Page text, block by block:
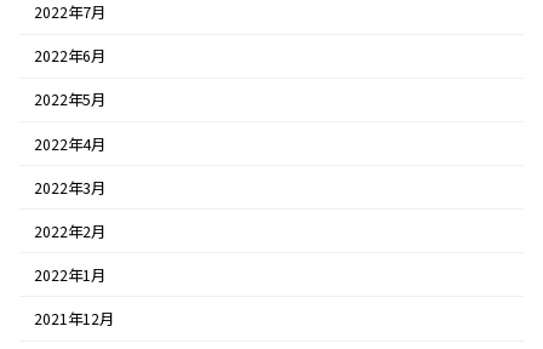
2022年7月
2022年6月
2022年5月
2022年4月
2022年3月
2022年2月
2022年1月
2021年12月